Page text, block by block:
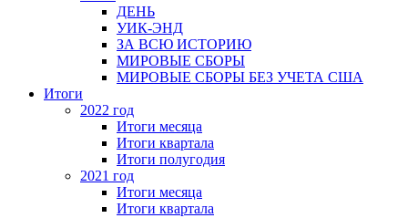
ДЕНЬ
УИК-ЭНД
ЗА ВСЮ ИСТОРИЮ
МИРОВЫЕ СБОРЫ
МИРОВЫЕ СБОРЫ БЕЗ УЧЕТА США
Итоги
2022 год
Итоги месяца
Итоги квартала
Итоги полугодия
2021 год
Итоги месяца
Итоги квартала